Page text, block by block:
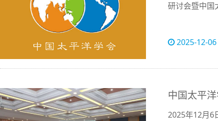
研讨会暨中国
2025-12-06
中国太平
2025年12月6